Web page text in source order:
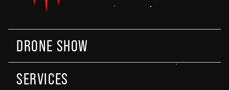
DRONE SHOW
SERVICES